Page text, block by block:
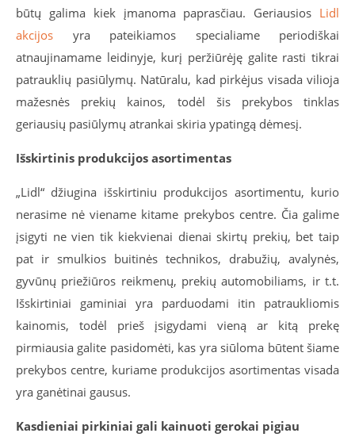
būtų galima kiek įmanoma paprasčiau. Geriausios Lidl
akcijos yra pateikiamos specialiame periodiškai
atnaujinamame leidinyje, kurį peržiūrėję galite rasti tikrai
patrauklių pasiūlymų. Natūralu, kad pirkėjus visada vilioja
mažesnės prekių kainos, todėl šis prekybos tinklas
geriausių pasiūlymų atrankai skiria ypatingą dėmesį.
Išskirtinis produkcijos asortimentas
„Lidl“ džiugina išskirtiniu produkcijos asortimentu, kurio
nerasime nė viename kitame prekybos centre. Čia galime
įsigyti ne vien tik kiekvienai dienai skirtų prekių, bet taip
pat ir smulkios buitinės technikos, drabužių, avalynės,
gyvūnų priežiūros reikmenų, prekių automobiliams, ir t.t.
Išskirtiniai gaminiai yra parduodami itin patraukliomis
kainomis, todėl prieš įsigydami vieną ar kitą prekę
pirmiausia galite pasidomėti, kas yra siūloma būtent šiame
prekybos centre, kuriame produkcijos asortimentas visada
yra ganėtinai gausus.
Kasdieniai pirkiniai gali kainuoti gerokai pigiau